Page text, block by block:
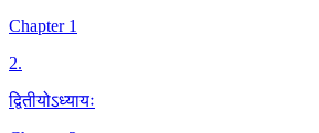
Chapter 1
2.
द्वितीयोऽध्यायः